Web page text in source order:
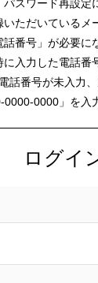
パスワード再設定
ただいているメ
話番号」が必要に
入力した電話番
話番号が未入力
0000-0000」を入
ログイ